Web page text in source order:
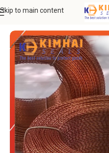
Skip to main content
KẸP CHÌ NIÊM PHONG